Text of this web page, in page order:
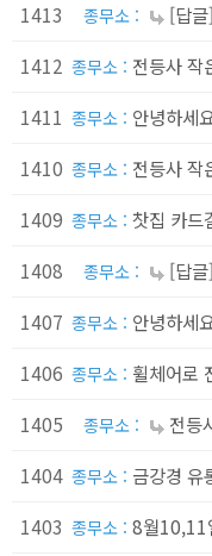
1413
종무소 :
[답
1412 종무소 : 전등사 작
1411 종무소 : 안녕하세
1410 종무소 : 전등사 작
1409 종무소 : 찻집 카드
1408
종무소 :
[답
1407 종무소 : 안녕하세
1406 종무소 : 휠체어로
1405
종무소 :
전등
1404 종무소 : 금강경 유
1403 종무소 : 8월10,11